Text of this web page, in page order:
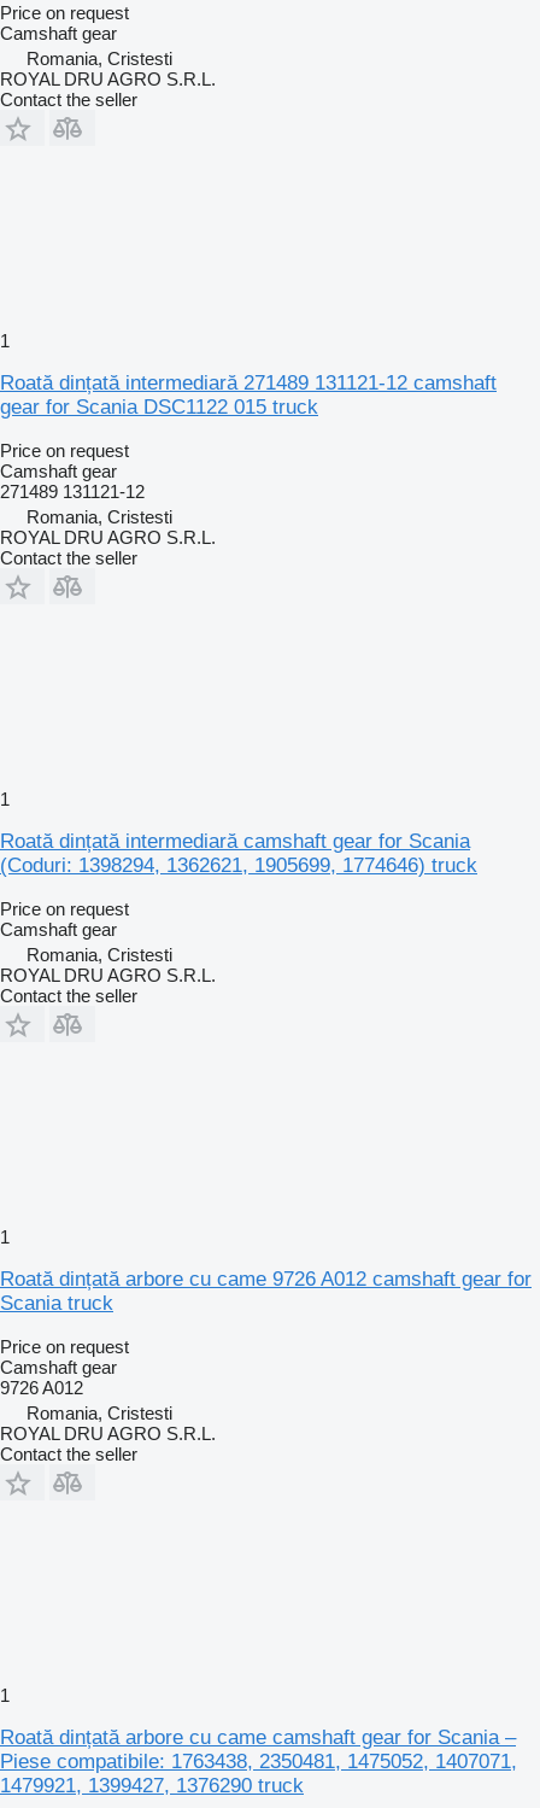
Price on request
Camshaft gear
Romania, Cristesti
ROYAL DRU AGRO S.R.L.
Contact the seller
1
Roată dințată intermediară 271489 131121-12 camshaft
gear for Scania DSC1122 015 truck
Price on request
Camshaft gear
271489 131121-12
Romania, Cristesti
ROYAL DRU AGRO S.R.L.
Contact the seller
1
Roată dințată intermediară camshaft gear for Scania
(Coduri: 1398294, 1362621, 1905699, 1774646) truck
Price on request
Camshaft gear
Romania, Cristesti
ROYAL DRU AGRO S.R.L.
Contact the seller
1
Roată dințată arbore cu came 9726 A012 camshaft gear for
Scania truck
Price on request
Camshaft gear
9726 A012
Romania, Cristesti
ROYAL DRU AGRO S.R.L.
Contact the seller
1
Roată dințată arbore cu came camshaft gear for Scania –
Piese compatibile: 1763438, 2350481, 1475052, 1407071,
1479921, 1399427, 1376290 truck